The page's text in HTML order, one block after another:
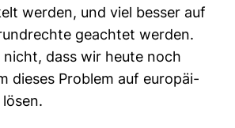
werden, und viel besser auf
geachtet werden.
nicht, dass wir heute noch
dieses Pro­blem auf euro­päi­